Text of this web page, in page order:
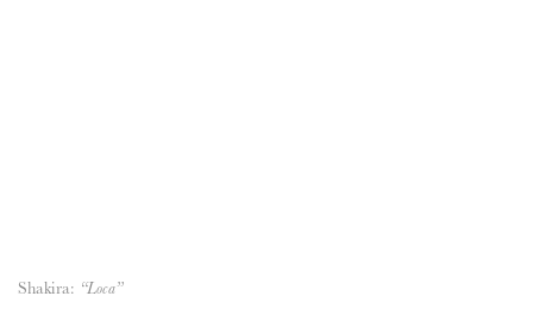
Shakira: “Loca”